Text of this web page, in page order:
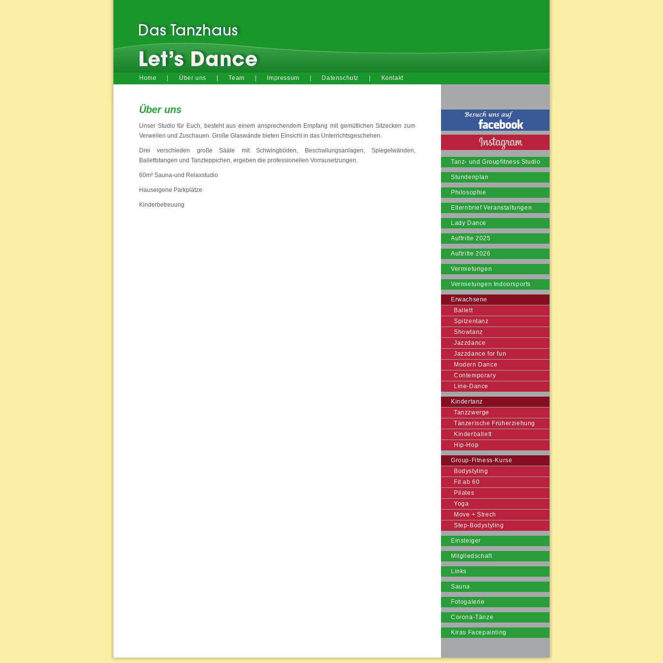
Home Über uns Team Impressum Datenschutz Kontakt
Über uns
Unser Studio für Euch, besteht aus einem ansprechendem Empfang mit gemütlichen Sitzecken zum
Verweilen und Zuschauen. Große Glaswände bieten Einsicht in das Unterrichtsgeschehen.
Drei verschieden große Sääle mit Schwingböden, Beschallungsanlagen, Spiegelwänden,
Ballettstangen und Tanzteppichen, ergeben die professionellen Vorrausetzungen.
60m² Sauna-und Relaxstudio
Hauseigene Parkplätze
Kinderbetreuung
Tanz- und Groupfitness Studio
Stundenplan
Philosophie
Elternbrief Veranstaltungen
Lady Dance
Auftritte 2025
Auftritte 2026
Vermietungen
Vermietungen Indoorsports
Erwachsene
Ballett
Spitzentanz
Showtanz
Jazzdance
Jazzdance for fun
Modern Dance
Contemporary
Line-Dance
Kindertanz
Tanzzwerge
Tänzerische Früherziehung
Kinderballett
Hip-Hop
Group-Fitness-Kurse
Bodystyling
Fit ab 60
Pilates
Yoga
Move + Strech
Step-Bodystyling
Einsteiger
Mitgliedschaft
Links
Sauna
Fotogalerie
Corona-Tänze
Kiras Facepainting